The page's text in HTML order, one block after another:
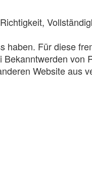
Für diese
von
Website aus